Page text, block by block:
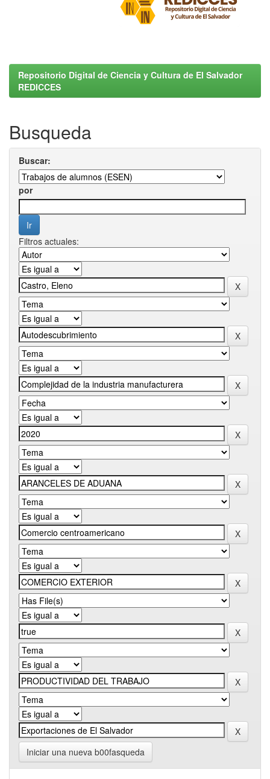
Repositorio Digital de Ciencia y Cultura de El Salvador
REDICCES
Busqueda
Buscar:
por
Filtros actuales:
Iniciar una nueva b00fasqueda